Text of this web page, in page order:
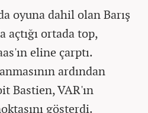
oyuna dahil olan Barış
açtığı ortada top,
eline çarptı.
ardından
Bastien, VAR'ın
gösterdi.